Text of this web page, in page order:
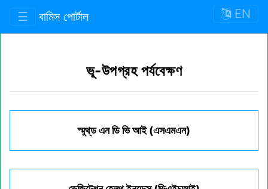
☰ বামিস পোর্টাল EN
ভূ-উপগ্রহ পর্যবেক্ষণ
স্মুথ্‌ড এন ডি ভি আই (এসএমএন)